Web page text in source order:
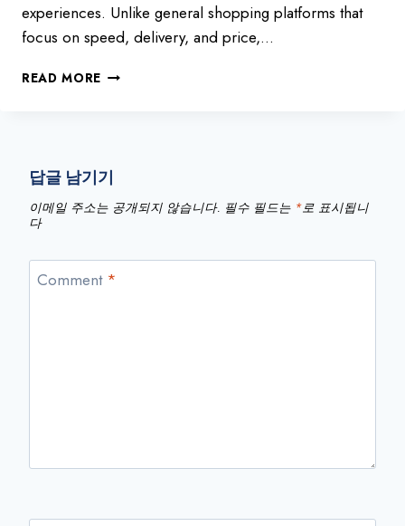
experiences. Unlike general shopping platforms that
focus on speed, delivery, and price,…
READ MORE TOP
–
JULY
2025
답글 남기기
이메일 주소는 공개되지 않습니다. 필수 필드는 *로 표시됩니
다
Comment *